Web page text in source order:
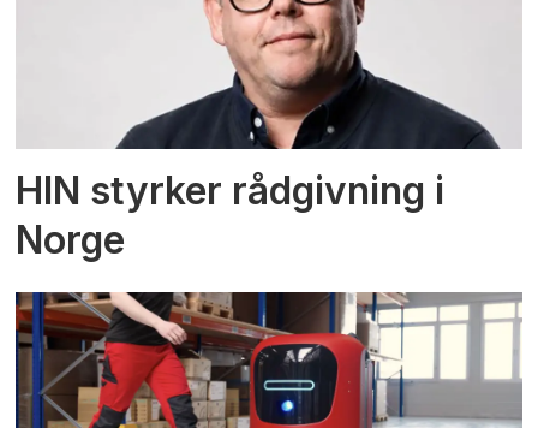
HIN styrker rådgivning i
Norge